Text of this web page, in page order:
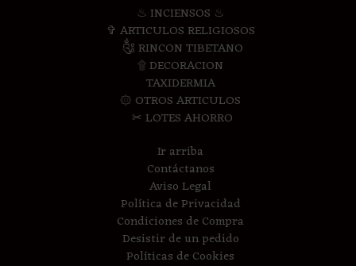
♨ INCIENSOS ♨
✞ ARTICULOS RELIGIOSOS
༃ RINCON TIBETANO
۩ DECORACION
TAXIDERMIA
۞ OTROS ARTICULOS
✂ LOTES AHORRO
Ir arriba
Contáctanos
Aviso Legal
Política de Privacidad
Condiciones de Compra
Desistir de un pedido
Políticas de Cookies